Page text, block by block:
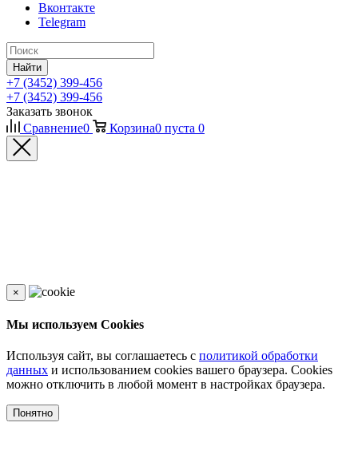
Вконтакте
Telegram
Найти
+7 (3452) 399-456
+7 (3452) 399-456
Заказать звонок
Сравнение0 Корзина0 пуста 0
×
Мы используем Cookies
Используя сайт, вы соглашаетесь с политикой обработки
данных и использованием cookies вашего браузера. Cookies
можно отключить в любой момент в настройках браузера.
Понятно